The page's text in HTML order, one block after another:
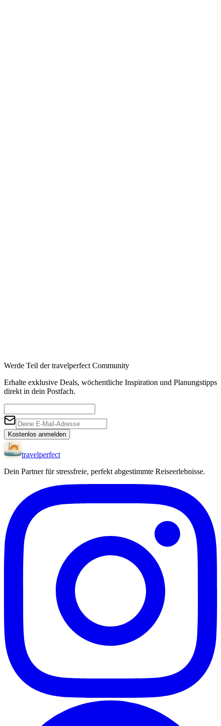
Werde Teil der travelperfect Community
Erhalte exklusive Deals, wöchentliche Inspiration und Planungstipps
direkt in dein Postfach.
Kostenlos anmelden
travelperfect
Dein Partner für stressfreie, perfekt abgestimmte Reiseerlebnisse.